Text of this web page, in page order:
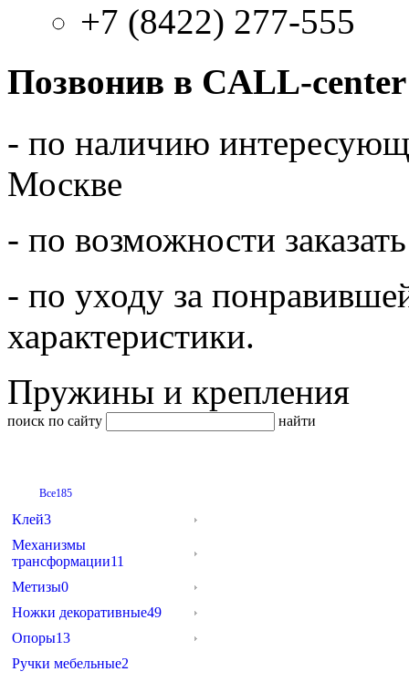
+7 (8422) 277-555
Позвонив в CALL-
- по наличию
Москве
- по возможности
- по уходу за
характеристики.
Пружины и крепления
поиск по сайту найти
Все185
Клей3
Механизмы
трансформации11
Метизы0
Ножки декоративные49
Опоры13
Ручки мебельные2